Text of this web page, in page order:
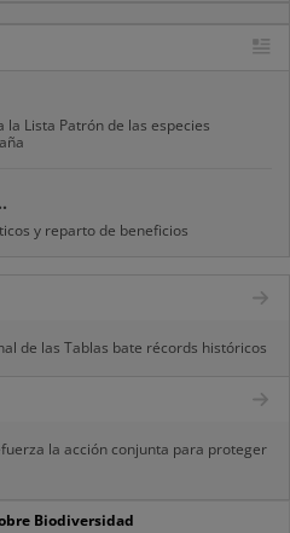
la Lista Patrón de las especies
y reparto de beneficios
de las Tablas bate récords históricos
la acción conjunta para proteger
Biodiversidad